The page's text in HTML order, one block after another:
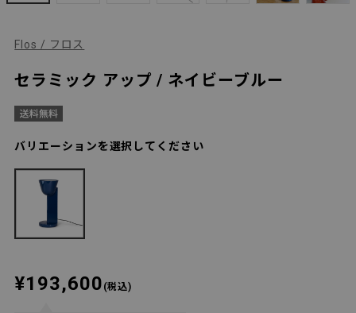
Flos / フロス
セラミック アップ / ネイビーブルー
バリエーションを選択してください
¥193,600 (税込)